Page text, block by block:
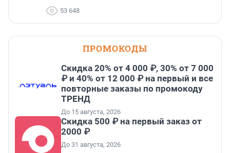
53 648
ПРОМОКОДЫ
Скидка 20% от 4 000 ₽, 30% от 7 000
₽ и 40% от 12 000 ₽ на первый и все
повторные заказы по промокоду
ТРЕНД
До 15 августа, 2026
Скидка 500 ₽ на первый заказ от
2000 ₽
До 31 августа, 2026